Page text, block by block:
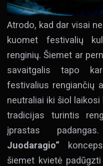
Atrodo, kad dar visai
kuomet festivalių
renginių. Šiemet ar
savaitgalis tapo
festivalius rengiančių
neutraliai iki šiol
tradicijas turintis
įprastas
Juodaragio“
šiemet kvietė